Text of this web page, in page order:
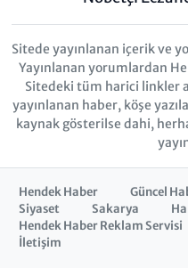
Sitede yayınlanan içerik ve
Yayınlanan yorumlardan
Sitedeki tüm harici linkler
yayınlanan haber, köşe
kaynak gösterilse dahi,
Hendek Haber
Güncel
Siyaset
Sakarya
Hendek Haber Reklam Servisi
İletişim